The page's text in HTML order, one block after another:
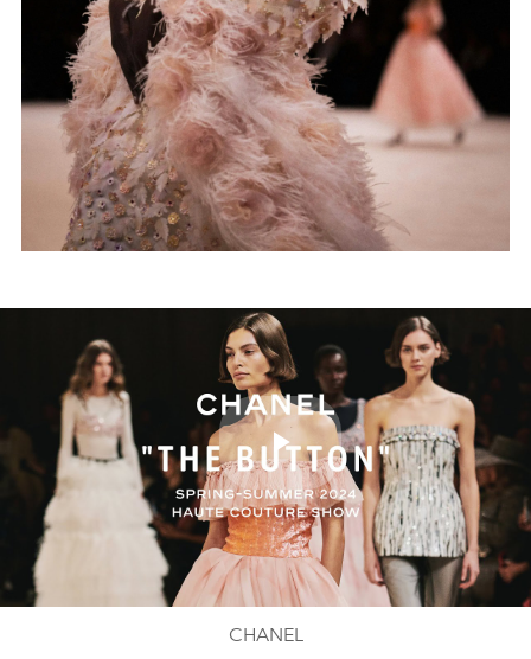
Play
Video
CHANEL